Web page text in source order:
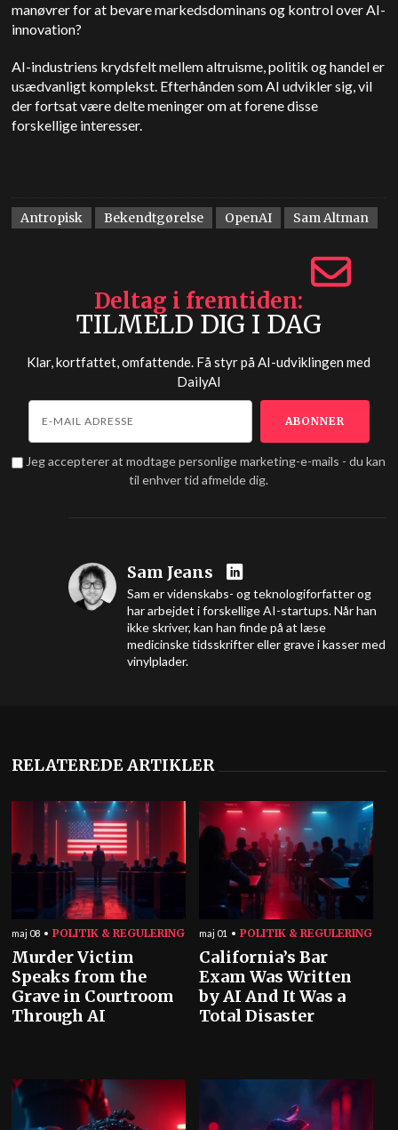
manøvrer for at bevare markedsdominans og kontrol over AI-
innovation?
AI-industriens krydsfelt mellem altruisme, politik og handel er
usædvanligt komplekst. Efterhånden som AI udvikler sig, vil
der fortsat være delte meninger om at forene disse
forskellige interesser.
Antropisk Bekendtgørelse OpenAI Sam Altman
Deltag i fremtiden
TILMELD DIG I DAG
Klar, kortfattet, omfattende. Få styr på AI-udviklingen med
DailyAI
Jeg accepterer at modtage personlige marketing-e-mails - du kan
til enhver tid afmelde dig.
Sam Jeans
Sam er videnskabs- og teknologiforfatter og
har arbejdet i forskellige AI-startups. Når han
ikke skriver, kan han finde på at læse
medicinske tidsskrifter eller grave i kasser med
vinylplader.
RELATEREDE ARTIKLER
maj 08 POLITIK & REGULERING
Murder Victim
Speaks from the
Grave in Courtroom
Through AI
maj 01 POLITIK & REGULERING
California’s Bar
Exam Was Written
by AI And It Was a
Total Disaster